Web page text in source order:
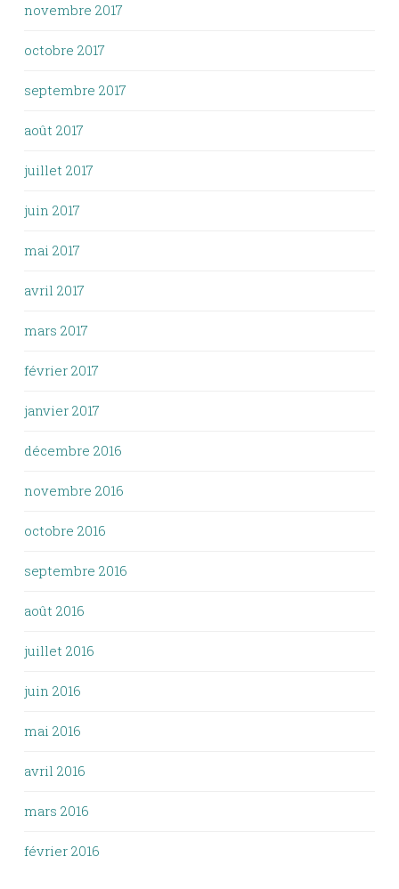
novembre 2017
octobre 2017
septembre 2017
août 2017
juillet 2017
juin 2017
mai 2017
avril 2017
mars 2017
février 2017
janvier 2017
décembre 2016
novembre 2016
octobre 2016
septembre 2016
août 2016
juillet 2016
juin 2016
mai 2016
avril 2016
mars 2016
février 2016